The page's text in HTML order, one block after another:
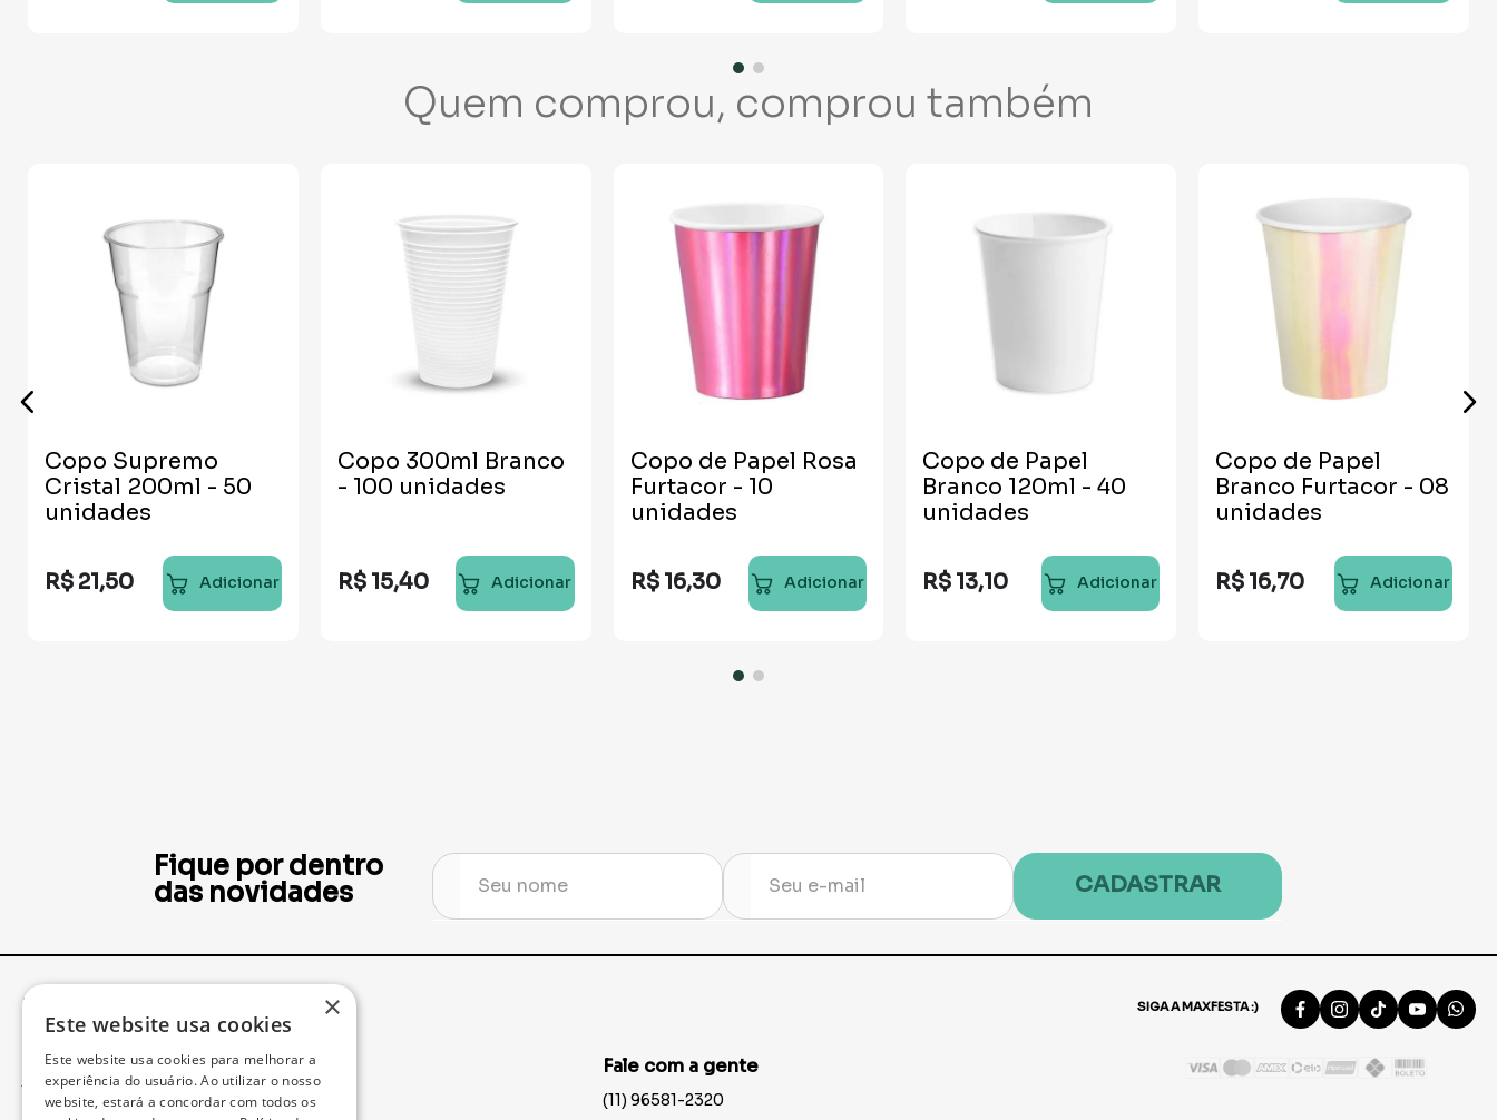
Quem comprou, comprou também
Copo Supremo
Cristal 200ml - 50
unidades
R$ 21,50 Adicionar
Copo 300ml Branco
- 100 unidades
R$ 15,40 Adicionar
Copo de Papel Rosa
Furtacor - 10
unidades
R$ 16,30 Adicionar
Copo de Papel
Branco 120ml - 40
unidades
R$ 13,10 Adicionar
Copo de Papel
Branco Furtacor - 08
unidades
R$ 16,70 Adicionar
Fique por dentro
das novidades
CADASTRAR
Institucional SIGA A MAXFESTA :)
Acompanhe seu Pedido
Fale com a gente
(11) 96581-2320
×
Este website usa cookies
Este website usa cookies para melhorar a
experiência do usuário. Ao utilizar o nosso
website, estará a concordar com todos os